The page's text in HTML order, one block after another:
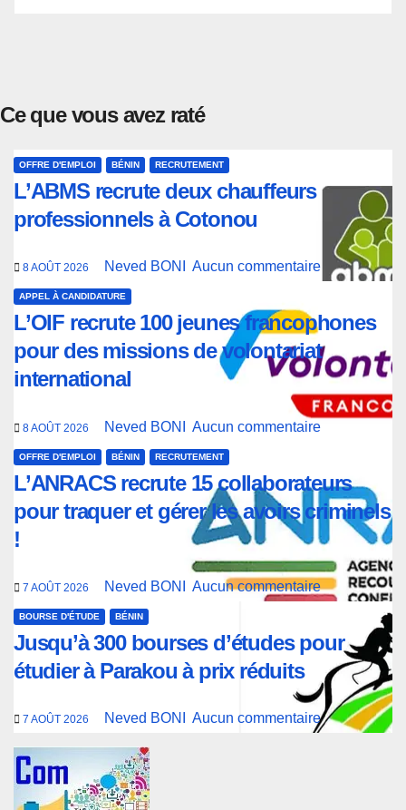
Ce que vous avez raté
OFFRE D'EMPLOI BÉNIN RECRUTEMENT
L’ABMS recrute deux chauffeurs
professionnels à Cotonou
8 AOÛT 2026 Neved BONI Aucun commentaire
APPEL À CANDIDATURE
L’OIF recrute 100 jeunes francophones
pour des missions de volontariat
international
8 AOÛT 2026 Neved BONI Aucun commentaire
OFFRE D'EMPLOI BÉNIN RECRUTEMENT
L’ANRACS recrute 15 collaborateurs
pour traquer et gérer les avoirs criminels
!
7 AOÛT 2026 Neved BONI Aucun commentaire
BOURSE D'ÉTUDE BÉNIN
Jusqu’à 300 bourses d’études pour
étudier à Parakou à prix réduits
7 AOÛT 2026 Neved BONI Aucun commentaire